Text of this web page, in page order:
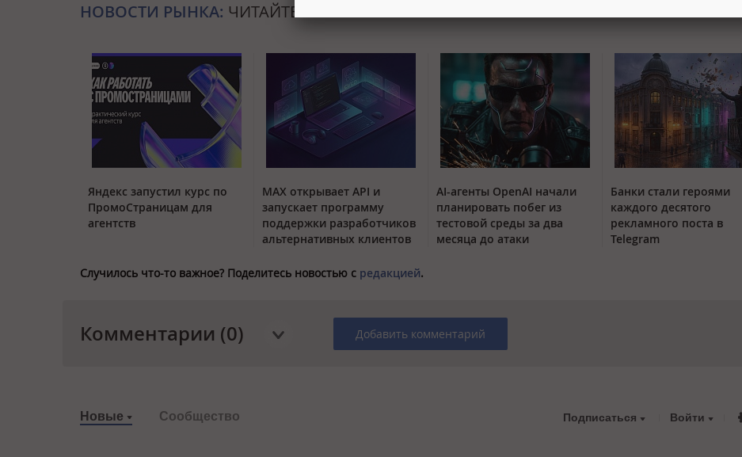
НОВОСТИ РЫНКА: ЧИТАЙТЕ ТАКЖЕ
Яндекс запустил курс по
ПромоСтраницам для
агентств
MAX открывает API и
запускает программу
поддержки разработчиков
альтернативных клиентов
AI-агенты OpenAI начали
планировать побег из
тестовой среды за два
месяца до атаки
Банки стали героями
каждого десятого
рекламного поста в
Telegram
Случилось что-то важное? Поделитесь новостью с редакцией.
Комментарии (0) Добавить комментарий
Новые Сообщество Подписаться Войти